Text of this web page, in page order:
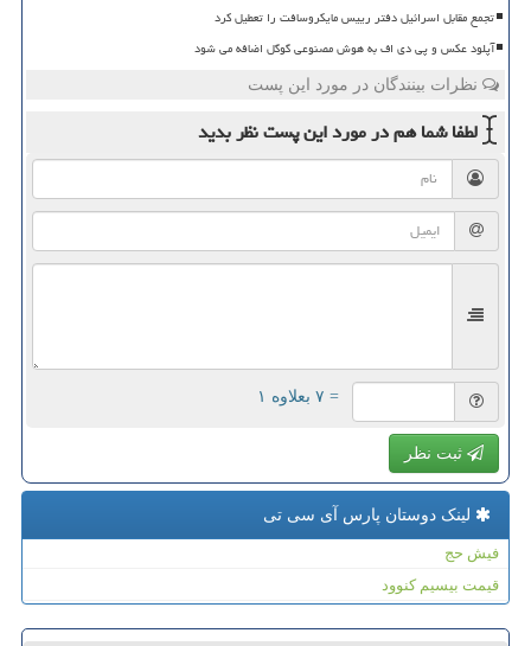
تجمع مقابل اسرائیل دفتر رییس مایکروسافت را تعطیل کرد
آپلود عکس و پی دی اف به هوش مصنوعی گوگل اضافه می شود
نظرات بینندگان در مورد این پست
لطفا شما همدر مورد این پستنظر بدید
= ۷ بعلاوه ۱
ثبت نظر
لینک دوستان پارس آی سی تی
فیش حج
قیمت بیسیم کنوود